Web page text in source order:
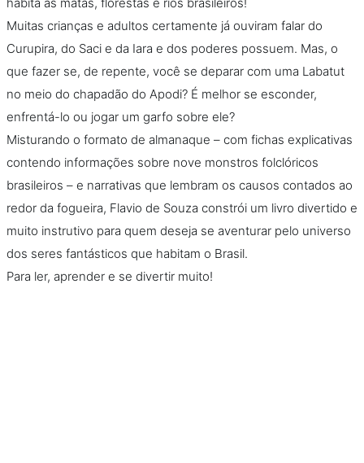
Muitas crianças e adultos certamente já ouviram falar do
Curupira, do Saci e da Iara e dos poderes possuem. Mas, o
que fazer se, de repente, você se deparar com uma Labatut
no meio do chapadão do Apodi? É melhor se esconder,
enfrentá-lo ou jogar um garfo sobre ele?
Misturando o formato de almanaque – com fichas explicativas
contendo informações sobre nove monstros folclóricos
brasileiros – e narrativas que lembram os causos contados ao
redor da fogueira, Flavio de Souza constrói um livro divertido e
muito instrutivo para quem deseja se aventurar pelo universo
dos seres fantásticos que habitam o Brasil.
Para ler, aprender e se divertir muito!